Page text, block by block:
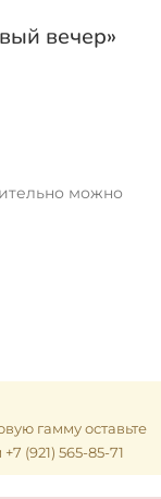
вечер»
можно
гамму оставьте
(921) 565-85-71